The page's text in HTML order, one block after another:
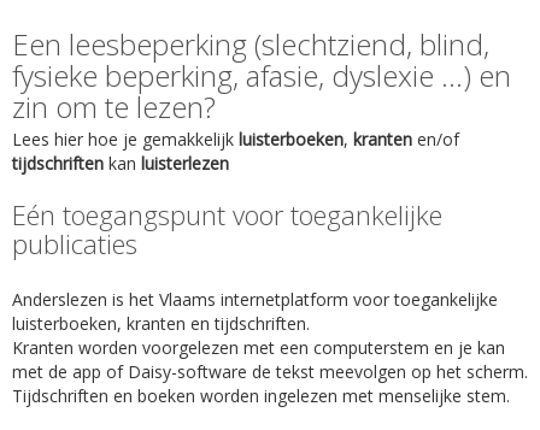
Een leesbeperking (slechtziend, blind,
fysieke beperking, afasie, dyslexie ...) en
zin om te lezen?
Lees hier hoe je gemakkelijk luisterboeken, kranten en/of
tijdschriften kan luisterlezen
Eén toegangspunt voor toegankelijke
publicaties
Anderslezen is het Vlaams internetplatform voor toegankelijke
luisterboeken, kranten en tijdschriften.
Kranten worden voorgelezen met een computerstem en je kan
met de app of Daisy-software de tekst meevolgen op het scherm.
Tijdschriften en boeken worden ingelezen met menselijke stem.